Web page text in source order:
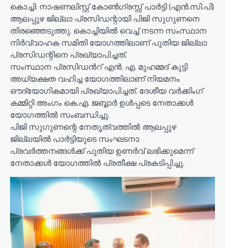
കൊച്ചി: നാഷണലിസ്റ്റ് കോൺഗ്രസ്സ് പാർട്ടി (എൻ.സി.പി)
ആലപ്പുഴ ജില്ലാ പ്രസിഡന്റായി പിജി സുഗുണനെ
തിരഞ്ഞെടുത്തു. കൊച്ചിയിൽ വെച്ച് നടന്ന സംസ്ഥാന
നിർവ്വാഹക സമിതി യോഗത്തിലാണ് പുതിയ ജില്ലാ
പ്രസിഡന്റിനെ പ്രഖ്യാപിച്ചത്.
സംസ്ഥാന പ്രസിഡൻറ് എൻ. എ. മുഹമ്മദ് കുട്ടി
അധ്യക്ഷത വഹിച്ച യോഗത്തിലാണ് നിയമനം
ഔദ്യോഗികമായി പ്രഖ്യാപിച്ചത്. ദേശീയ വർക്കിംഗ്
കമ്മിറ്റി അംഗം കെ.എ. ജബ്ബാർ ഉൾപ്പടെ നേതാക്കൾ
യോഗത്തിൽ സംബന്ധിച്ചു.
പിജി സുഗുണന്റെ നേതൃത്വത്തിൽ ആലപ്പുഴ
ജില്ലയിൽ പാർട്ടിയുടെ സംഘടനാ
പ്രവര്‍ത്തനങ്ങള്‍ക്ക് പുതിയ ഉണർവ് ലഭിക്കുമെന്ന്
നേതാക്കള്‍ യോഗത്തിൽ പ്രതീക്ഷ പ്രകടിപ്പിച്ചു.